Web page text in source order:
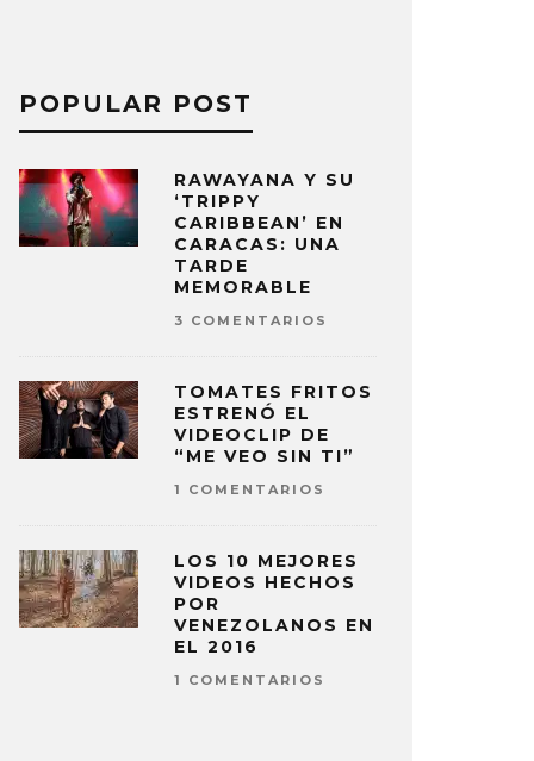
POPULAR POST
RAWAYANA Y SU
‘TRIPPY
CARIBBEAN’ EN
CARACAS: UNA
TARDE
MEMORABLE
3 COMENTARIOS
TOMATES FRITOS
ESTRENÓ EL
VIDEOCLIP DE
“ME VEO SIN TI”
1 COMENTARIOS
LOS 10 MEJORES
VIDEOS HECHOS
POR
VENEZOLANOS EN
EL 2016
1 COMENTARIOS